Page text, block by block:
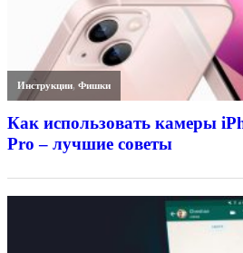
Инструкции,Фишки
Как использовать камеры
Pro – лучшие советы